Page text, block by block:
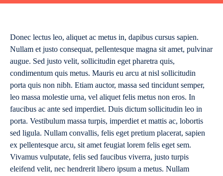
Donec lectus leo, aliquet ac metus in, dapibus cursus sapien.
Nullam et justo consequat, pellentesque magna sit amet, pulvinar
augue. Sed justo velit, sollicitudin eget pharetra quis,
condimentum quis metus. Mauris eu arcu at nisl sollicitudin
porta quis non nibh. Etiam auctor, massa sed tincidunt semper,
leo massa molestie urna, vel aliquet felis metus non eros. In
faucibus ac ante sed imperdiet. Duis dictum sollicitudin leo in
porta. Vestibulum massa turpis, imperdiet et mattis ac, lobortis
sed ligula. Nullam convallis, felis eget pretium placerat, sapien
ex pellentesque arcu, sit amet feugiat lorem felis eget sem.
Vivamus vulputate, felis sed faucibus viverra, justo turpis
eleifend velit, nec hendrerit libero ipsum a metus. Nullam